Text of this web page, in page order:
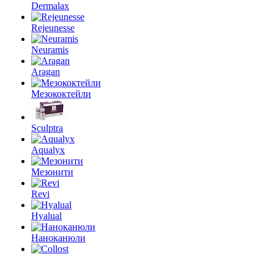
Dermalax
Rejeunesse
Neuramis
Aragan
Мезококтейли
Sculptra
Aqualyx
Мезонити
Revi
Hyalual
Наноканюли